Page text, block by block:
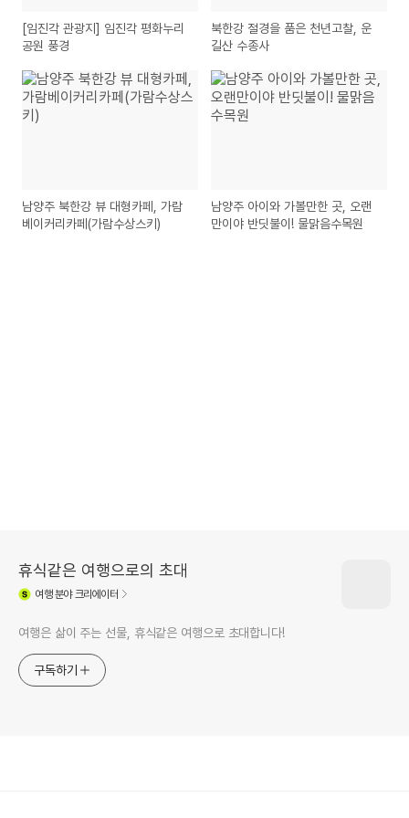
[임진각 관광지] 임진각 평화누리
공원 풍경
북한강 절경을 품은 천년고찰, 운
길산 수종사
남양주 북한강 뷰 대형카페, 가람
베이커리카페(가람수상스키)
남양주 아이와 가볼만한 곳, 오랜
만이야 반딧불이! 물맑음수목원
휴식같은 여행으로의 초대
여행분야 크리에이터
여행은 삶이 주는 선물, 휴식같은 여행으로 초대합니다!
구독하기